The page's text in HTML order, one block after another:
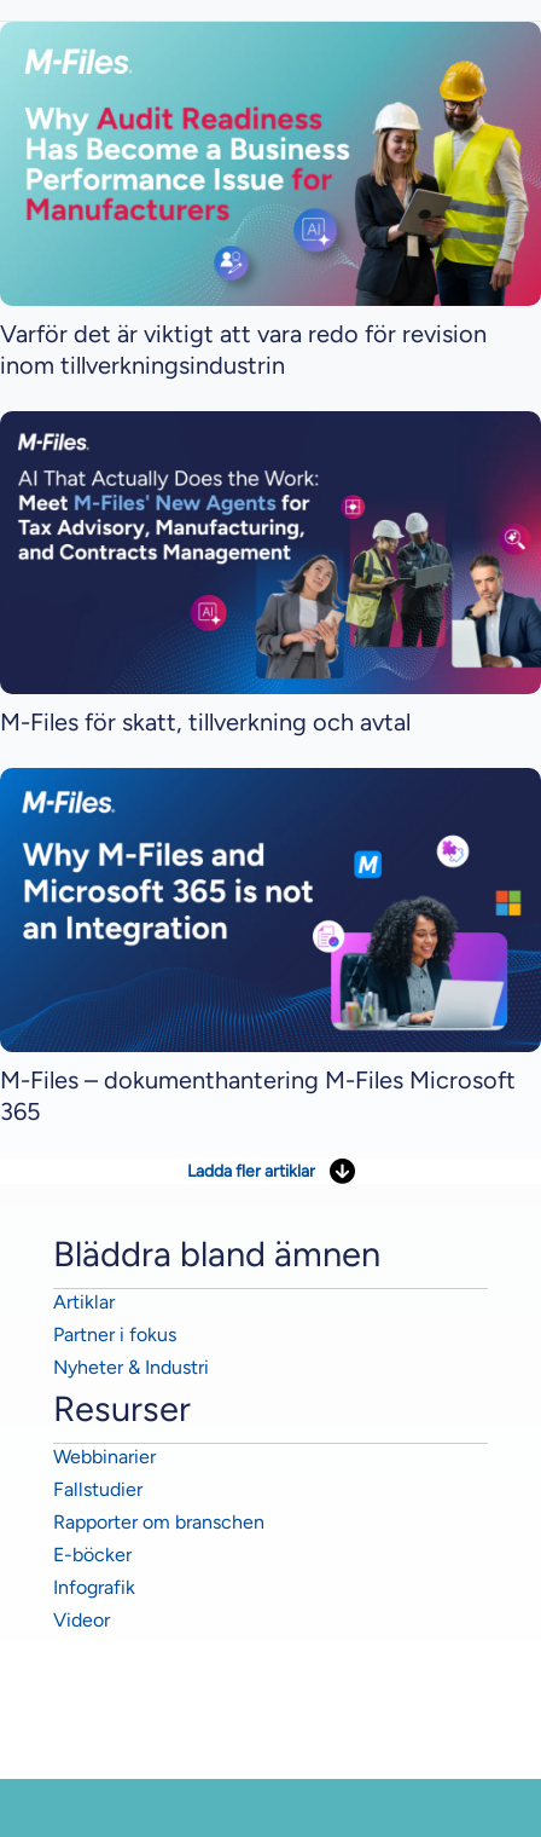
Varför det är viktigt att vara redo för revision
inom tillverkningsindustrin
M-Files för skatt, tillverkning och avtal
M-Files – dokumenthantering M-Files Microsoft
365
Ladda fler artiklar
Bläddra bland ämnen
Artiklar
Partner i fokus
Nyheter & Industri
Resurser
Webbinarier
Fallstudier
Rapporter om branschen
E-böcker
Infografik
Videor